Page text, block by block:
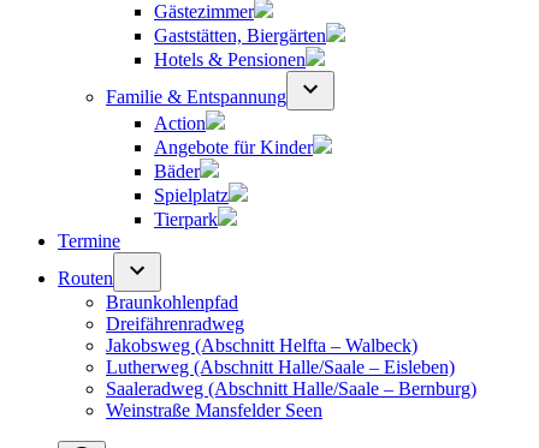
Gästezimmer
Gaststätten, Biergärten
Hotels & Pensionen
Familie & Entspannung
Action
Angebote für Kinder
Bäder
Spielplatz
Tierpark
Termine
Routen
Braunkohlenpfad
Dreifährenradweg
Jakobsweg (Abschnitt Helfta – Walbeck)
Lutherweg (Abschnitt Halle/Saale – Eisleben)
Saaleradweg (Abschnitt Halle/Saale – Bernburg)
Weinstraße Mansfelder Seen